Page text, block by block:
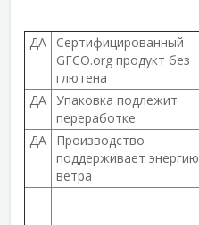
ДА
Сертифицированный
GFCO.org продукт без
глютена
ДА Упаковка подлежит
переработке
ДА
Производство
поддерживает энергию
ветра